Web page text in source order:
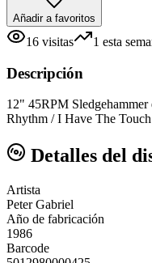
Añadir a favoritos
16 visitas 1 esta
Descripción
12" 45RPM
Rhythm / I Have The
Detalles del
Artista
Peter Gabriel
Año de fabricación
1986
Barcode